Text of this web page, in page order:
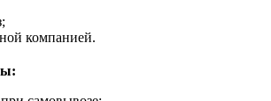
компанией.